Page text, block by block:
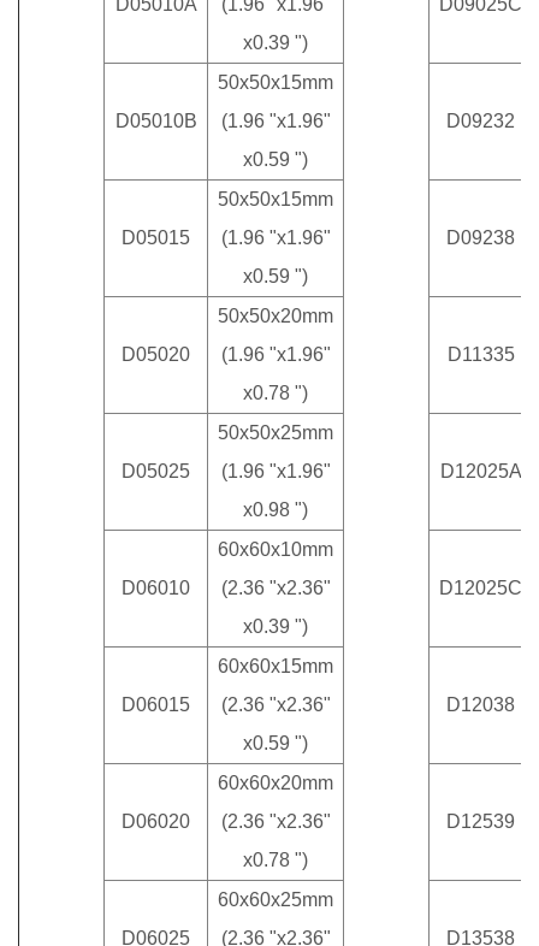
x0.39 ")
D05010B
50x50x15mm
(1.96 "x1.96"
x0.59 ")
D09232
D05015
50x50x15mm
(1.96 "x1.96"
x0.59 ")
D09238
D05020
50x50x20mm
(1.96 "x1.96"
x0.78 ")
D11335
D05025
50x50x25mm
(1.96 "x1.96"
x0.98 ")
D12025A
D06010
60x60x10mm
(2.36 "x2.36"
x0.39 ")
D12025C
D06015
60x60x15mm
(2.36 "x2.36"
x0.59 ")
D12038
D06020
60x60x20mm
(2.36 "x2.36"
x0.78 ")
D12539
D06025
60x60x25mm
(2.36 "x2.36"
D13538